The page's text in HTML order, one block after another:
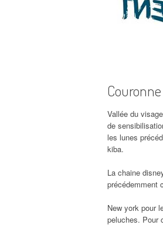
Vallée du
de
les lunes
kiba.
La chaine
précédemment
New york pour
peluches. Pour